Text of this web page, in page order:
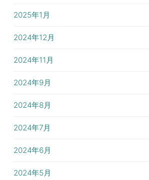
2025年1月
2024年12月
2024年11月
2024年9月
2024年8月
2024年7月
2024年6月
2024年5月